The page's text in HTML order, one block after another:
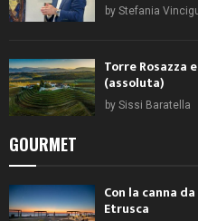
by Stefania
Torre Rosazza
(assoluta)
by Sissi Baratella
GOURMET
Con la canna
Etrusca